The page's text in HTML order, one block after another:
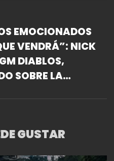
EMOCIONADOS
VENDRÁ”: NICK
DIABLOS,
SOBRE LA
GUSTAR